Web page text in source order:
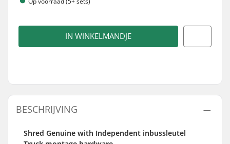
IN WINKELMANDJE
BESCHRIJVING
Shred Genuine with Independent inbussleutel